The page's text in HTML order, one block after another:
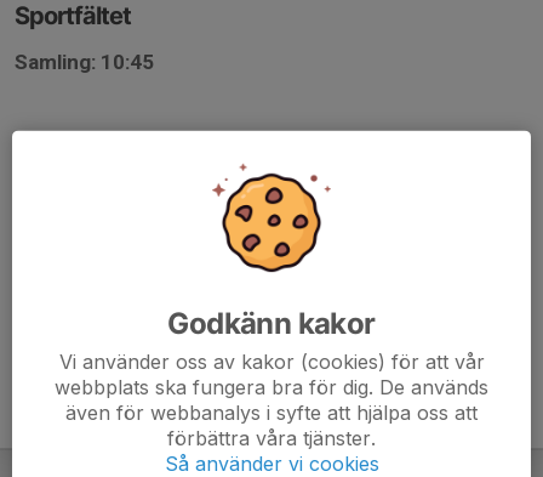
Sportfältet
Samling: 10:45
Godkänn kakor
Vi använder oss av kakor (cookies) för att vår
webbplats ska fungera bra för dig. De används
även för webbanalys i syfte att hjälpa oss att
förbättra våra tjänster.
Så använder vi cookies